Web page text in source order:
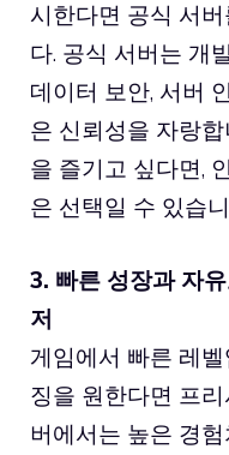
시한다면 공식 서
다. 공식 서버는 개
데이터 보안, 서버
은 신뢰성을 자랑
을 즐기고 싶다면,
은 선택일 수 있습
3. 빠른 성장과 자
저
게임에서 빠른 레
징을 원한다면 프
버에서는 높은 경